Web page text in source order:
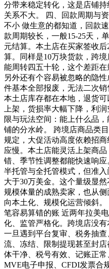
分带来稳定转化，这是店铺
关系不大。 四、回款周期与
不小 做生意的都知道，回款
款周期较长，一般15-25天，
元结算。本土店在买家签收
算。同样是10万块货款，跨
能周转四五十轮，这个差距在
另外还有个容易被忽略的隐
件基本全部报废，无法二次销
本土店库存都在本地，退货
上架，货损率大幅下降，利
限与玩法空间：能上什么品
铺的分水岭。 跨境店商品类
规定，大促活动高度依赖招
应慢。本土店能灵活上架商
错、季节性调整都能快速响
半托管与全托管模式，但准
大于30万美金。这个量级显
规模体量的成熟卖家，也从
向本土化、规模化运营倾斜
笔容易算错的账 近两年拉美
化、监管严格化。跨境店没
一旦遇到平台复审、税务抽
流、冻结、限制提现甚至封
体干净、税号有效、记账正
MVE电子申报、CFDI发票合